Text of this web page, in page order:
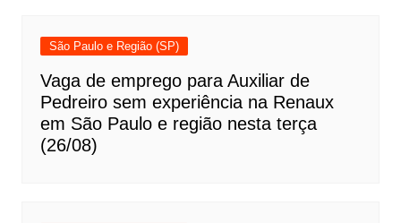
São Paulo e Região (SP)
Vaga de emprego para Auxiliar de
Pedreiro sem experiência na Renaux
em São Paulo e região nesta terça
(26/08)